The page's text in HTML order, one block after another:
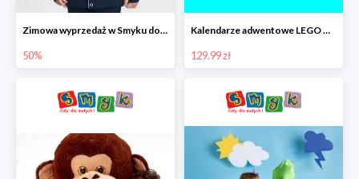
Zimowa wyprzedaż w Smyku do -50%
50%
Kalendarze adwentowe LEGO w Smyku w super cenie
129.99 zł